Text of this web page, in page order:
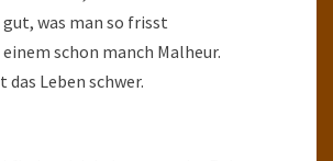
was man so frisst
schon manch Malheur.
das Leben schwer.